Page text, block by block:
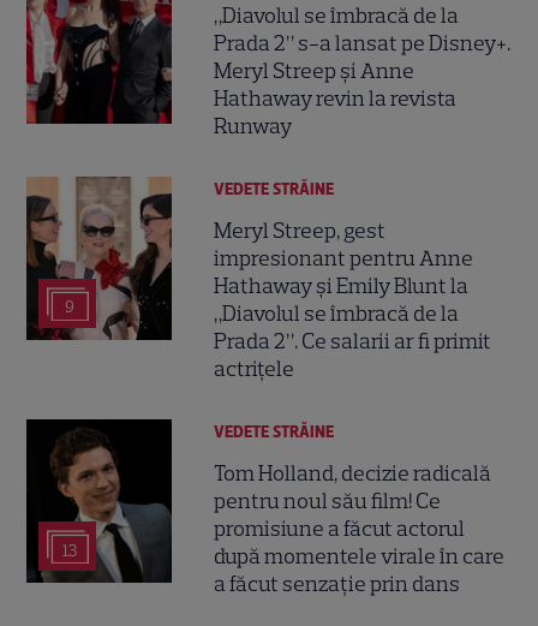
„Diavolul se îmbracă de la
Prada 2” s-a lansat pe Disney+.
Meryl Streep și Anne
Hathaway revin la revista
Runway
9
VEDETE STRĂINE
Meryl Streep, gest
impresionant pentru Anne
Hathaway și Emily Blunt la
„Diavolul se îmbracă de la
Prada 2”. Ce salarii ar fi primit
actrițele
13
VEDETE STRĂINE
Tom Holland, decizie radicală
pentru noul său film! Ce
promisiune a făcut actorul
după momentele virale în care
a făcut senzație prin dans